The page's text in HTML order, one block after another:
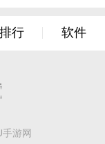
排行 软件
游网